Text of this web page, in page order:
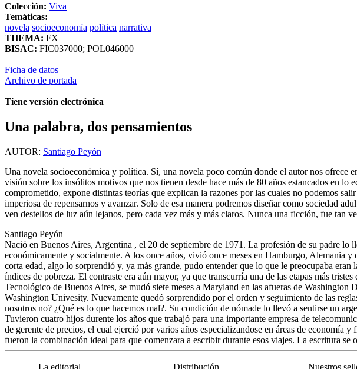
Colección: Viva
Temáticas:
novela socioeconomía política narrativa
THEMA: FX
BISAC: FIC037000; POL046000
Ficha de datos
Archivo de portada
Tiene versión electrónica
Una palabra, dos pensamientos
AUTOR: Santiago Peyón
Una novela socioeconómica y política. Sí, una novela poco común donde el autor nos ofrece
visión sobre los insólitos motivos que nos tienen desde hace más de 80 años estancados en
comprometido, expone distintas teorías que explican la razones por las cuales no podemos
imperiosa de repensarnos y avanzar. Solo de esa manera podremos diseñar como sociedad
ven destellos de luz aún lejanos, pero cada vez más y más claros. Nunca una ficción, fue tan
Santiago Peyón
Nació en Buenos Aires, Argentina , el 20 de septiembre de 1971. La profesión de su padre lo
económicamente y socialmente. A los once años, vivió once meses en Hamburgo, Alemania
corta edad, algo lo sorprendió y, ya más grande, pudo entender que lo que le preocupaba
índices de pobreza. El contraste era aún mayor, ya que transcurría una de las etapas más
Tecnológico de Buenos Aires, se mudó siete meses a Maryland en las afueras de
Washington Univesity. Nuevamente quedó sorprendido por el orden y seguimiento de las
nosotros no? ¿Qué es lo que hacemos mal?. Su condición de nómade lo llevó a sentirse un
Tuvieron cuatro hijos durente los años que trabajó para una importante empresa de
de gerente de precios, el cual ejerció por varios años especializandose en áreas de
fueron la combinación ideal para que comenzara a escribir durante esos viajes. La escritura se
La editorial Distribución Nuestros